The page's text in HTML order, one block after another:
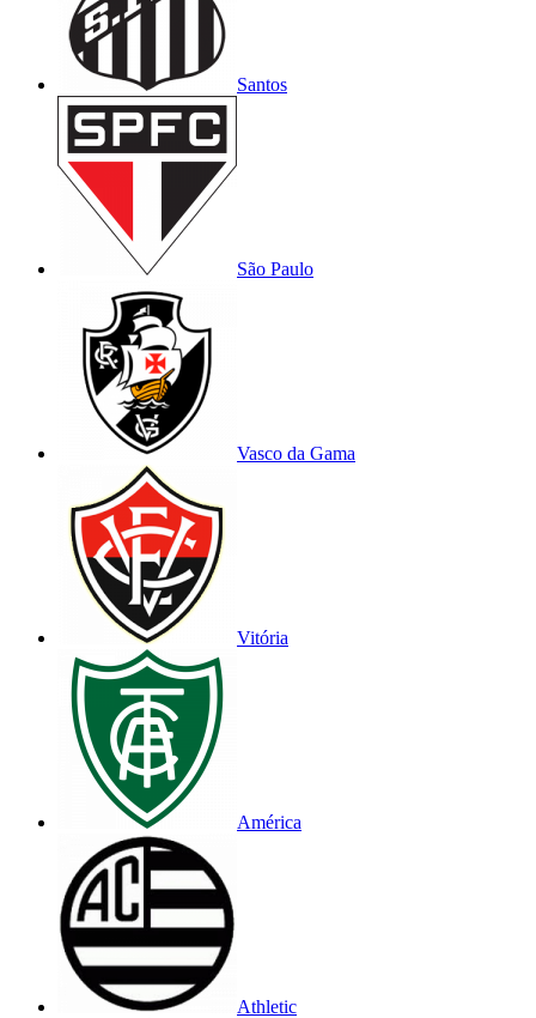
Santos
São Paulo
Vasco da Gama
Vitória
América
Athletic